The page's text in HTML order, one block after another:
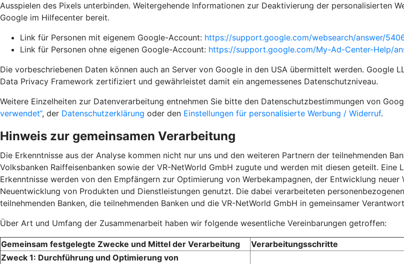
Ausspielen des Pixels unterbinden. Weitergehende Informationen zur Deaktivierung der personalisierten
Google im Hilfecenter bereit.
Link für Personen mit eigenem Google-Account: https://support.google.com/websearch/answer/
Link für Personen ohne eigenen Google-Account: https://support.google.com/My-Ad-Center-Help/
Die vorbeschriebenen Daten können auch an Server von Google in den USA übermittelt werden. Google
Data Privacy Framework zertifiziert und gewährleistet damit ein angemessenes Datenschutzniveau.
Weitere Einzelheiten zur Datenverarbeitung entnehmen Sie bitte den Datenschutzbestimmungen von
verwendet“, der Datenschutzerklärung oder den Einstellungen für personalisierte Werbung / Widerruf.
Hinweis zur gemeinsamen Verarbeitung
Die Erkenntnisse aus der Analyse kommen nicht nur uns und den weiteren Partnern der teilnehmenden
Volksbanken Raiffeisenbanken sowie der VR-NetWorld GmbH zugute und werden mit diesen geteilt. Eine
Erkenntnisse werden von den Empfängern zur Optimierung von Werbekampagnen, der Entwicklung
Neuentwicklung von Produkten und Dienstleistungen genutzt. Die dabei verarbeiteten
teilnehmenden Banken, die teilnehmenden Banken und die VR-NetWorld GmbH in gemeinsamer
Über Art und Umfang der Zusammenarbeit haben wir folgende wesentliche Vereinbarungen getroffen:
Gemeinsam festgelegte Zwecke und Mittel der Verarbeitung
Verarbeitungsschritte
Zweck 1: Durchführung und Optimierung von